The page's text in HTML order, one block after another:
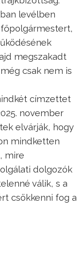
levélben
megszakadt
csak nem is
címzettet
november
elvárják, hogy
mindketten
mire
dolgozók
válik, s a
csökkenni fog a